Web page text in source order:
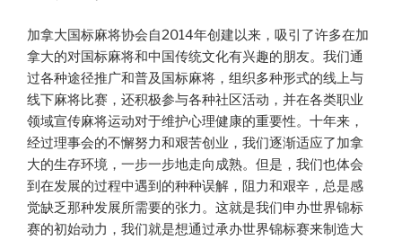
加拿大国标麻将协会自2014年创建以来，吸引了许多在加
拿大的对国标麻将和中国传统文化有兴趣的朋友。我们通
过各种途径推广和普及国标麻将，组织多种形式的线上与
线下麻将比赛，还积极参与各种社区活动，并在各类职业
领域宣传麻将运动对于维护心理健康的重要性。十年来，
经过理事会的不懈努力和艰苦创业，我们逐渐适应了加拿
大的生存环境，一步一步地走向成熟。但是，我们也体会
到在发展的过程中遇到的种种误解，阻力和艰辛，总是感
觉缺乏那种发展所需要的张力。这就是我们申办世界锦标
赛的初始动力，我们就是想通过承办世界锦标赛来制造大